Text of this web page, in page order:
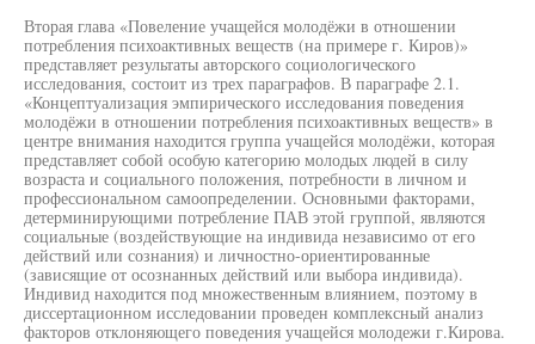
Вторая глава «Повеление учащейся молодёжи в отношении
потребления психоактивных веществ (на примере г. Киров)»
представляет результаты авторского социологического
исследования, состоит из трех параграфов. В параграфе 2.1.
«Концептуализация эмпирического исследования поведения
молодёжи в отношении потребления психоактивных веществ» в
центре внимания находится группа учащейся молодёжи, которая
представляет собой особую категорию молодых людей в силу
возраста и социального положения, потребности в личном и
профессиональном самоопределении. Основными факторами,
детерминирующими потребление ПАВ этой группой, являются
социальные (воздействующие на индивида независимо от его
действий или сознания) и личностно-ориентированные
(зависящие от осознанных действий или выбора индивида).
Индивид находится под множественным влиянием, поэтому в
диссертационном исследовании проведен комплексный анализ
факторов отклоняющего поведения учащейся молодежи г.Кирова.